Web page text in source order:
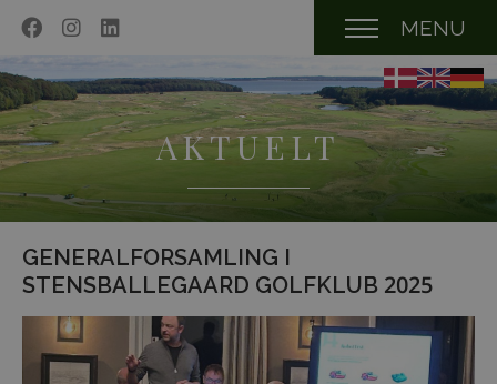
MENU
AKTUELT
GENERALFORSAMLING I
STENSBALLEGAARD GOLFKLUB 2025